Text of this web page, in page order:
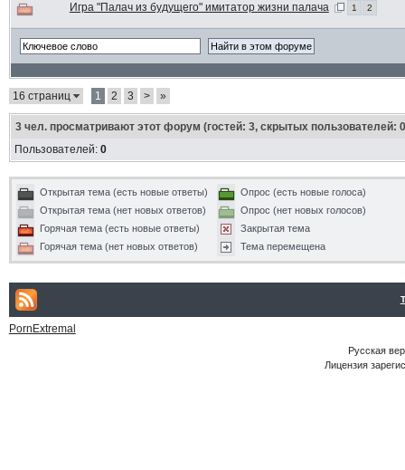
Игра "Палач из будущего" имитатор жизни палача 1 2
16 страниц 1 2 3 > »
3чел. просматривают этот форум (гостей: 3, скрытых пользователей:
Пользователей: 0
Открытая тема (есть новые ответы)
Открытая тема (нет новых ответов)
Горячая тема (есть новые ответы)
Горячая тема (нет новых ответов)
Опрос (есть новые голоса)
Опрос (нет новых голосов)
Закрытая тема
Тема перемещена
PornExtremal
Русская
Лицензия